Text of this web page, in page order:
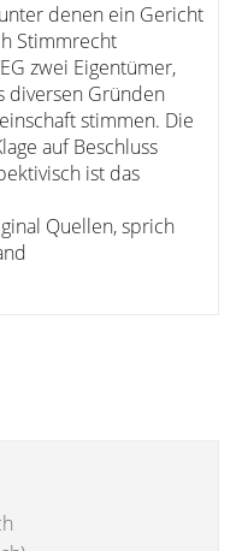
denen ein Gericht
Stimmrecht
zwei Eigentümer,
diversen Gründen
stimmen. Die
auf Beschluss
ist das
Quellen, sprich